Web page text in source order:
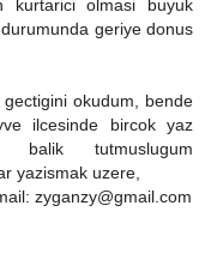
kurtarici olmasi buyuk
geriye donus
okudum, bende
ilcesinde bircok yaz
balik tutmuslugum
yazismak uzere,
zyganzy@gmail.com